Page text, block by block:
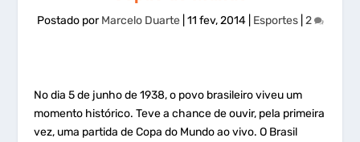
Postado porMarcelo Duarte| 11 fev, 2014| Esportes| 2
No dia 5 de junho de 1938, o povo brasileiro viveu um
momento histórico. Teve a chance de ouvir, pela primeira
vez, uma partida de Copa do Mundo ao vivo. O Brasil